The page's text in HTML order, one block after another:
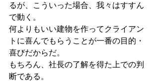
るが、こういった場合、我々はすすん
で動く。
何よりもいい建物を作ってクライアン
トに喜んでもらうことが一番の目的・
喜びだからだ。
もちろん、社長の了解を得た上での判
断である。